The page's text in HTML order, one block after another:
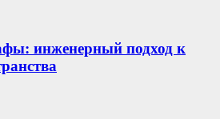
инженерный подход к